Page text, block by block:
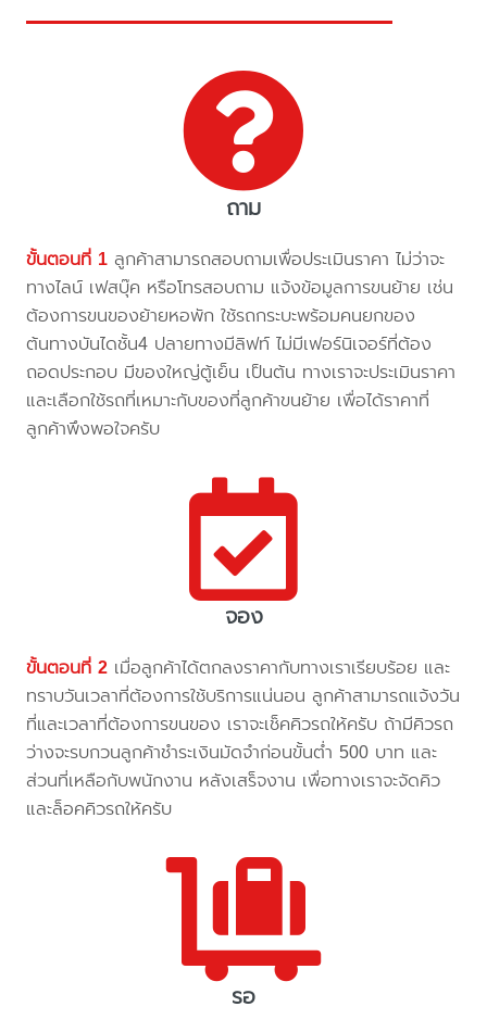
ถาม
ขั้นตอนที่ 1 ลูกค้าสามารถสอบถามเพื่อประเมินราคา ไม่ว่าจะ
ทางไลน์ เฟสบุ๊ค หรือโทรสอบถาม แจ้งข้อมูลการขนย้าย เช่น
ต้องการขนของย้ายหอพัก ใช้รถกระบะพร้อมคนยกของ
ต้นทางบันไดชั้น4 ปลายทางมีลิฟท์ ไม่มีเฟอร์นิเจอร์ที่ต้อง
ถอดประกอบ มีของใหญ่ตู้เย็น เป็นต้น ทางเราจะประเมินราคา
และเลือกใช้รถที่เหมาะกับของที่ลูกค้าขนย้าย เพื่อได้ราคาที่
ลูกค้าพึงพอใจครับ
จอง
ขั้นตอนที่ 2 เมื่อลูกค้าได้ตกลงราคากับทางเราเรียบร้อย และ
ทราบวันเวลาที่ต้องการใช้บริการแน่นอน ลูกค้าสามารถแจ้งวัน
ที่และเวลาที่ต้องการขนของ เราจะเช็คคิวรถให้ครับ ถ้ามีคิวรถ
ว่างจะรบกวนลูกค้าชำระเงินมัดจำก่อนขั้นต่ำ 500 บาท และ
ส่วนที่เหลือกับพนักงาน หลังเสร็จงาน เพื่อทางเราจะจัดคิว
และล็อคคิวรถให้ครับ
รอ